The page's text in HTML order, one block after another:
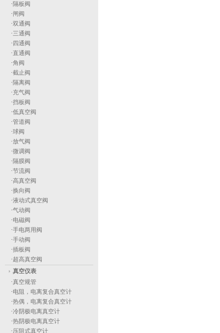
· 隔板阀
·闸阀
·双通阀
·三通阀
· 四通阀
·直通阀
·角阀
·截止阀
· 隔离阀
·充气阀
·挡板阀
·低真空阀
·管道阀
·球阀
·放气阀
·微调阀
· 隔膜阀
·节流阀
·高真空阀
·换向阀
·液动式真空阀
·气动阀
·电磁阀
·手电两用阀
·手动阀
·插板阀
·超高真空阀
真空仪表
·真空规管
·电阻，电离复合真空计
·热偶，电离复合真空计
·冷阴极电离真空计
·热阴极电离真空计
·压阻式真空计